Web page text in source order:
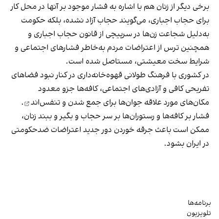
برخی دیگر از زنان هم با اشاره به فشار موجود بر آنها در محل کار
برای حجاب اجباری، می‌گویند حجاب آزاد نشده، بلکه حکومت
به‌دلیل شجاعت زن‌ها در سرپیچی از قانون حجاب اجباری و
همچنین ترس از اعتراضات مردم به‌خاطر فشارهای اجتماعی و
شرایط سخت معیشتی، مستاصل شده است.
در کشوری با فرهنگ طولانی قهوه‌‌خانه‌داری در کنار نبود فضاهای
تفریحی کافی و آزادی‌های اجتماعی، کافه‌ها جزو معدود
مکان‌های مورد علاقه جوان‌ها برای جمع شدن و تنفس‌اند
.
فشار بر کافه‌ها و رستوران‌ها بر سر حجاب و بگیر و ببند زنان،
ممکن است باعث جرقه خوردن دور جدید اعتراضات ضدحکومتی
در ایران بشود.
برنامه‌ها
تلویزیون